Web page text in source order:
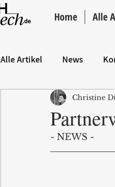
Home Alle
Alle Artikel News
Hintergrund Christine
- NEWS -